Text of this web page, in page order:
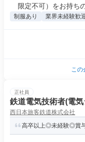
限定不可）をお持ち
制服あり 業界未経験歓
この
正社員
鉄道電気技術者(電
西日本旅客鉄道株式会社
高卒以上◎未経験◎賞